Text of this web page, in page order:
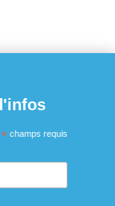
* champs requis